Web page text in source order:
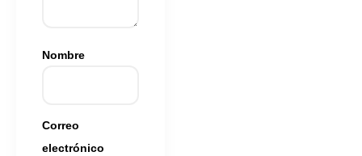
Nombre
Correo
electrónico